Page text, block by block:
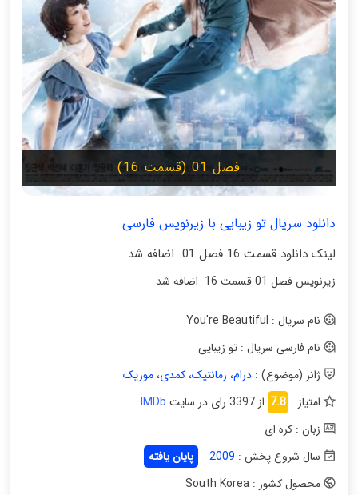
فصل 01 (قسمت 16)
دانلود سریال تو زیبایی با زیرنویس فارسی
لینک دانلود قسمت 16 فصل 01 اضافه شد
زیرنویس فصل 01 قسمت 16 اضافه شد
نام سریال : You're Beautiful
نام فارسی سریال : تو زیبایی
ژانر (موضوع) :درام، رمانتیک،کمدی،موزیک
امتیاز : 7.8 از 3397 رای در سایت
IMDb
زبان : کره ای
سال شروع پخش : 2009
پایان یافته
محصول کشور : South Korea